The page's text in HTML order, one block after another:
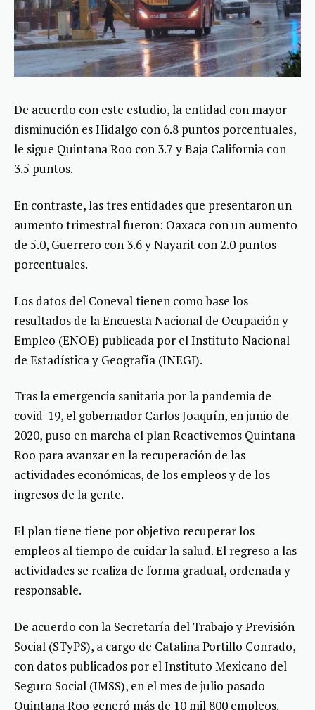
De acuerdo con este estudio, la entidad con mayor
disminución es Hidalgo con 6.8 puntos porcentuales,
le sigue Quintana Roo con 3.7 y Baja California con
3.5 puntos.
En contraste, las tres entidades que presentaron un
aumento trimestral fueron: Oaxaca con un aumento
de 5.0, Guerrero con 3.6 y Nayarit con 2.0 puntos
porcentuales.
Los datos del Coneval tienen como base los
resultados de la Encuesta Nacional de Ocupación y
Empleo (ENOE) publicada por el Instituto Nacional
de Estadística y Geografía (INEGI).
Tras la emergencia sanitaria por la pandemia de
covid-19, el gobernador Carlos Joaquín, en junio de
2020, puso en marcha el plan Reactivemos Quintana
Roo para avanzar en la recuperación de las
actividades económicas, de los empleos y de los
ingresos de la gente.
El plan tiene tiene por objetivo recuperar los
empleos al tiempo de cuidar la salud. El regreso a las
actividades se realiza de forma gradual, ordenada y
responsable.
De acuerdo con la Secretaría del Trabajo y Previsión
Social (STyPS), a cargo de Catalina Portillo Conrado,
con datos publicados por el Instituto Mexicano del
Seguro Social (IMSS), en el mes de julio pasado
Quintana Roo generó más de 10 mil 800 empleos.